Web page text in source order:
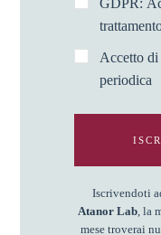
GDPR:
Accetto di
periodica
Iscrivendoti
Atanor Lab, la
mese troverai